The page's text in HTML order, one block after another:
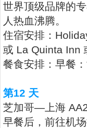
世界顶级品牌的
人热血沸腾。
住宿安排：
或 La Quinta Inn
餐食安排：早餐
第12 天
芝加哥—上海
早餐后，前往机